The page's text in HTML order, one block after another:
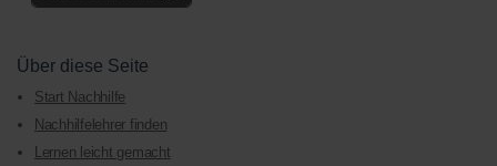
Über diese Seite
Start Nachhilfe
Nachhilfelehrer finden
Lernen leicht gemacht